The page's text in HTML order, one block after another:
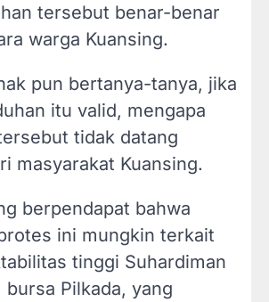
tersebut benar-benar
warga Kuansing.
pun bertanya-tanya, jika
itu valid, mengapa
tidak datang
masyarakat Kuansing.
berpendapat bahwa
ini mungkin terkait
tinggi Suhardiman
bursa Pilkada, yang